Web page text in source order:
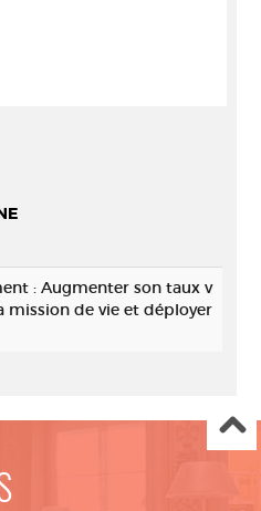
: Augmenter son taux v
de vie et déployer